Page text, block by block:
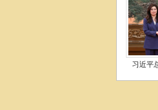
习近平